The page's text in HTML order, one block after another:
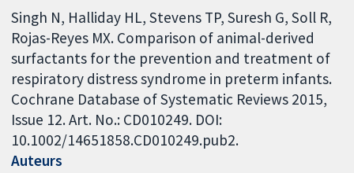
Singh N, Halliday HL, Stevens TP, Suresh G, Soll R,
Rojas-Reyes MX. Comparison of animal-derived
surfactants for the prevention and treatment of
respiratory distress syndrome in preterm infants.
Cochrane Database of Systematic Reviews 2015,
Issue 12. Art. No.: CD010249. DOI:
10.1002/14651858.CD010249.pub2.
Auteurs